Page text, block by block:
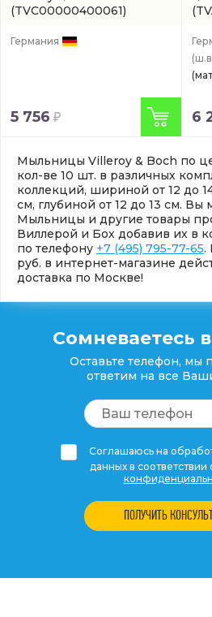
(TVC00000400061)
Германия
5 756 6
Мыльницы Villeroy & Boch по
кол-ве 10 шт. в различных
коллекций, шириной от 12 до
см, глубиной от 12 до 13 см.
Мыльницы и другие товары
Виллерой и Бох добавив их в
по телефону +7 (495) 795-77-65.
руб. в интернет-магазине
доставка по Москве!
Сомневаетесь
Оставьте телефон, мы
ответим на все
Соглашаюсь на
данных в соответствии
ПОЛУЧИТЬ